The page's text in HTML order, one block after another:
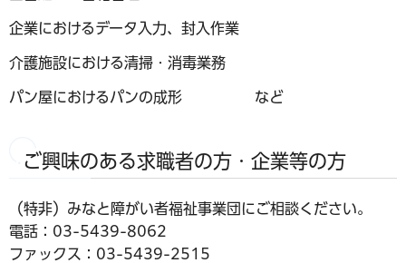
企業におけるデータ入力、封入作業
介護施設における清掃・消毒業務
パン屋におけるパンの成形 など
ご興味のある求職者の方・企業等の方
（特非）みなと障がい者福祉事業団にご相談ください。
電話：03-5439-8062
ファックス：03-5439-2515